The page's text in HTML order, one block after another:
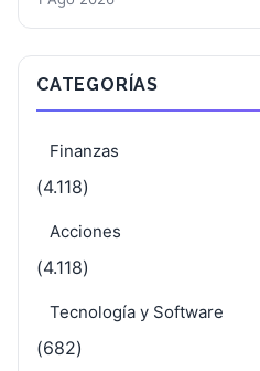
CATEGORÍAS
Finanzas
(4.118)
Acciones
(4.118)
Tecnología y Software
(682)